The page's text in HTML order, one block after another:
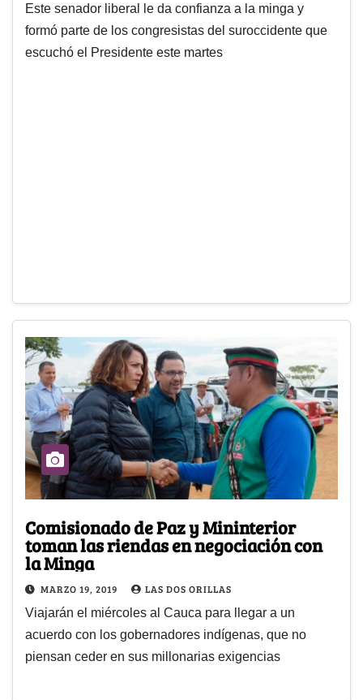
Este senador liberal le da confianza a la minga y
formó parte de los congresistas del suroccidente que
escuchó el Presidente este martes
Comisionado de Paz y Mininterior
toman las riendas en negociación con
la Minga
MARZO 19, 2019 LAS DOS ORILLAS
Viajarán el miércoles al Cauca para llegar a un
acuerdo con los gobernadores indígenas, que no
piensan ceder en sus millonarias exigencias